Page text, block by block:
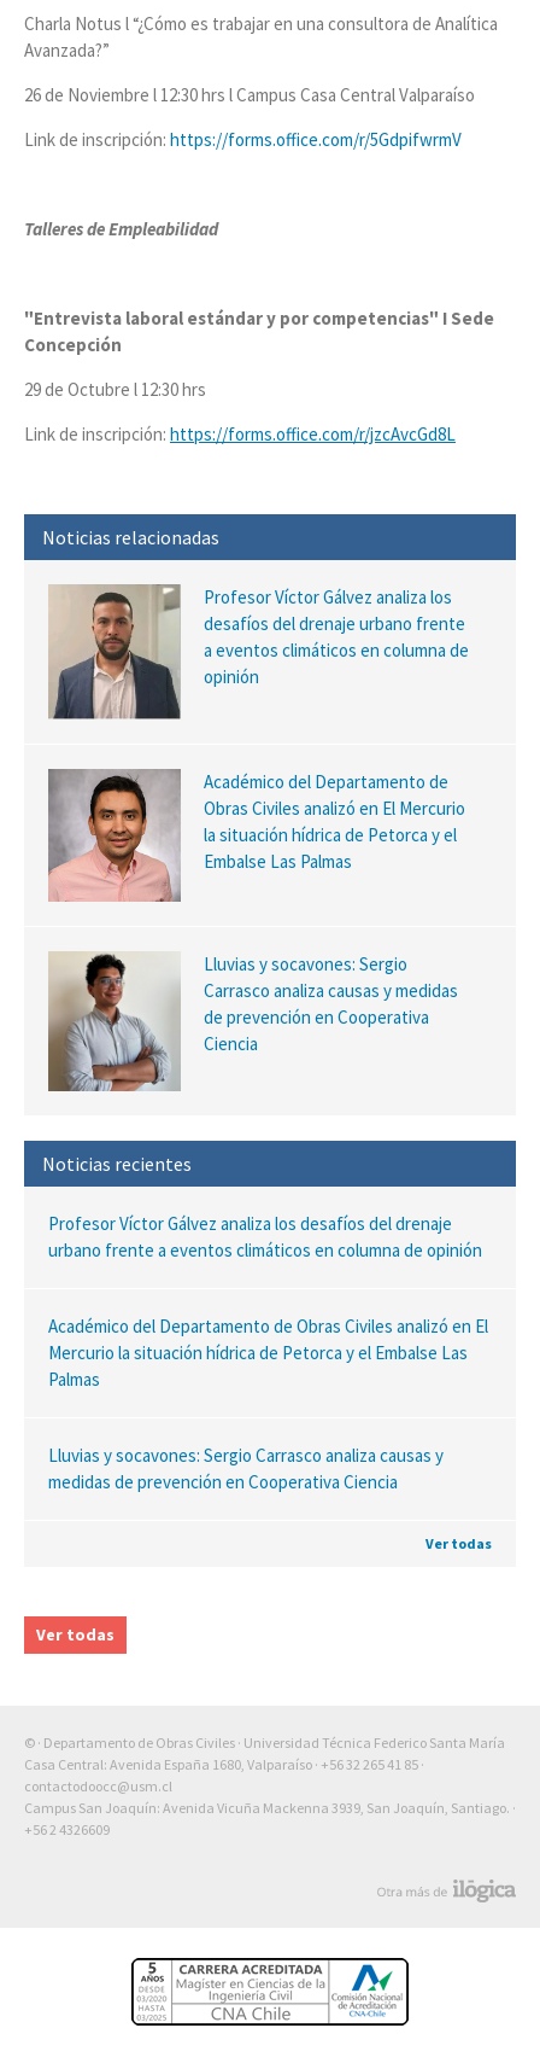
Charla Notus l “¿Cómo es trabajar en una consultora de Analítica
Avanzada?”
26 de Noviembre l 12:30 hrs l Campus Casa Central Valparaíso
Link de inscripción: https://forms.office.com/r/5GdpifwrmV
Talleres de Empleabilidad
"Entrevista laboral estándar y por competencias" I Sede
Concepción
29 de Octubre l 12:30 hrs
Link de inscripción: https://forms.office.com/r/jzcAvcGd8L
Noticias relacionadas
Profesor Víctor Gálvez analiza los
desafíos del drenaje urbano frente
a eventos climáticos en columna de
opinión
Académico del Departamento de
Obras Civiles analizó en El Mercurio
la situación hídrica de Petorca y el
Embalse Las Palmas
Lluvias y socavones: Sergio
Carrasco analiza causas y medidas
de prevención en Cooperativa
Ciencia
Noticias recientes
Profesor Víctor Gálvez analiza los desafíos del drenaje
urbano frente a eventos climáticos en columna de opinión
Académico del Departamento de Obras Civiles analizó en El
Mercurio la situación hídrica de Petorca y el Embalse Las
Palmas
Lluvias y socavones: Sergio Carrasco analiza causas y
medidas de prevención en Cooperativa Ciencia
Ver todas
Ver todas
© · Departamento de Obras Civiles · Universidad Técnica Federico Santa María
Casa Central: Avenida España 1680, Valparaíso · +56 32 265 41 85 ·
contactodoocc@usm.cl
Campus San Joaquín: Avenida Vicuña Mackenna 3939, San Joaquín, Santiago. ·
+56 2 4326609